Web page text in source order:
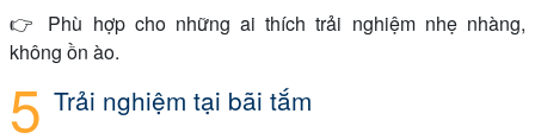
👉 Phù hợp cho những ai thích trải nghiệm nhẹ nhàng,
không ồn ào.
Trải nghiệm tại bãi tắm